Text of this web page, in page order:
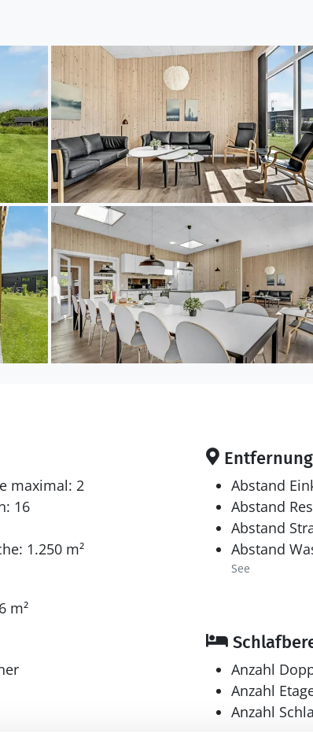
direkt vor Ort und können vom
erreichen Sie den Strand, wo im
Nach 15 Minuten Fahrt erreichen Sie
maximal: 2
16
1.250 m²
m²
Abstand
Abstand
Abstand
Abstand
See
Anzahl
Anzahl
Anzahl